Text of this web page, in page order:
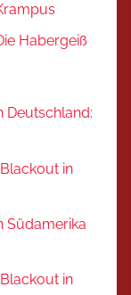
Habergeiß
Deutschland:
in
Südamerika
in